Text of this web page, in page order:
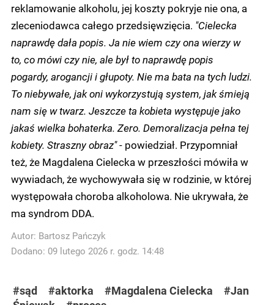
reklamowanie alkoholu, jej koszty pokryje nie ona, a
zleceniodawca całego przedsięwzięcia. "Cielecka
naprawdę dała popis. Ja nie wiem czy ona wierzy w
to, co mówi czy nie, ale był to naprawdę popis
pogardy, arogancji i głupoty. Nie ma bata na tych ludzi.
To niebywałe, jak oni wykorzystują system, jak śmieją
nam się w twarz. Jeszcze ta kobieta występuje jako
jakaś wielka bohaterka. Zero. Demoralizacja pełna tej
kobiety. Straszny obraz"- powiedział. Przypomniał
też, że Magdalena Cielecka w przeszłości mówiła w
wywiadach, że wychowywała się w rodzinie, w której
występowała choroba alkoholowa. Nie ukrywała, że
ma syndrom DDA.
Autor: Bartosz Pańczyk
Dodano: 09 lutego 2026 r. godz. 14:48
#sąd #aktorka #Magdalena Cielecka
#Jan